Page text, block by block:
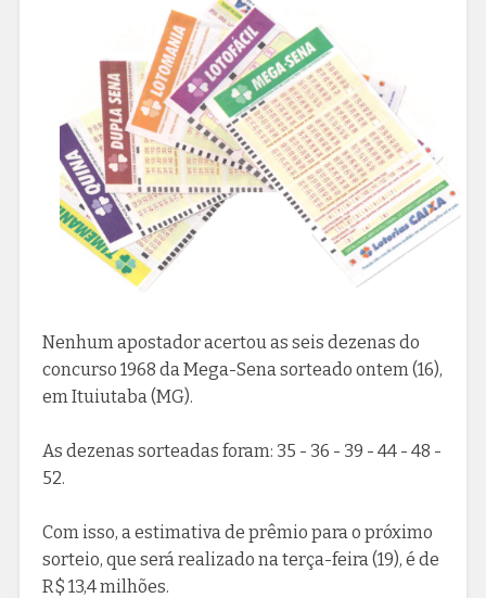
Nenhum apostador acertou as seis dezenas do
concurso 1968 da Mega-Sena sorteado ontem (16),
em Ituiutaba (MG).
As dezenas sorteadas foram: 35 - 36 - 39 - 44 - 48 -
52.
Com isso, a estimativa de prêmio para o próximo
sorteio, que será realizado na terça-feira (19), é de
R$ 13,4 milhões.